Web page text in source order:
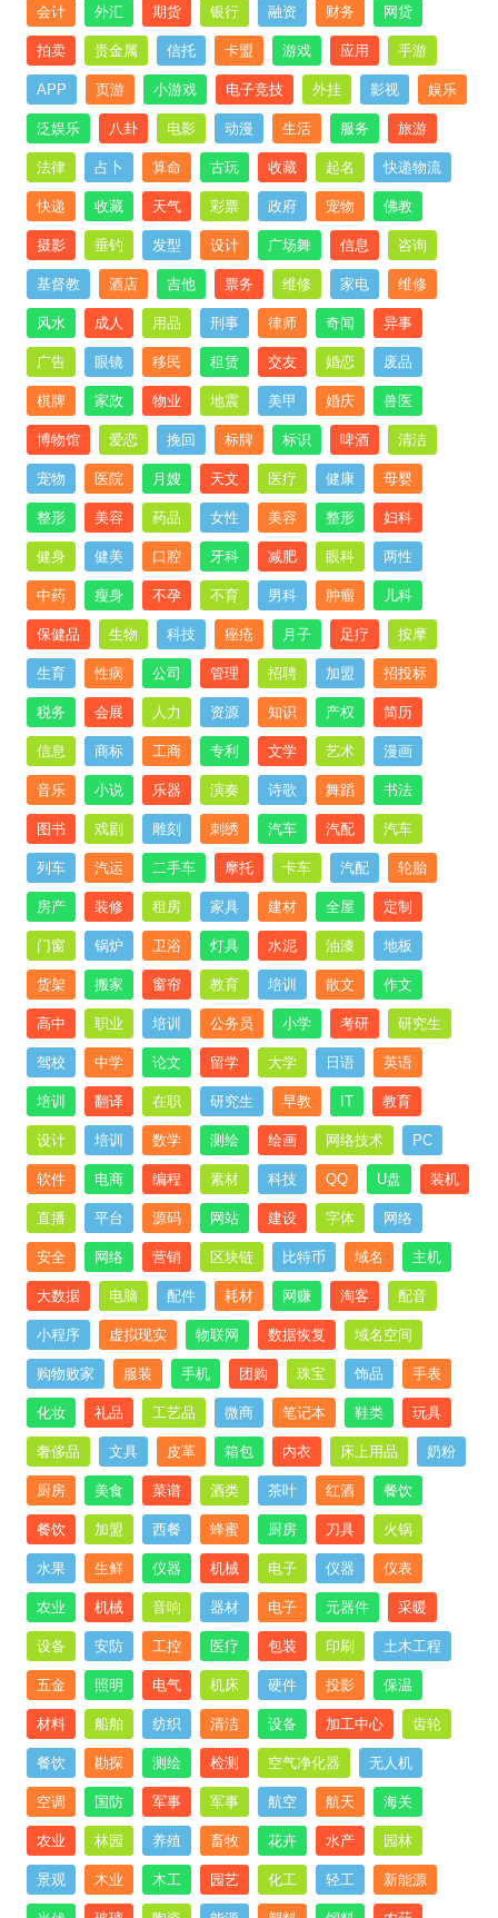
会计 外汇 期货 银行 融资 财务 网贷
拍卖 贵金属 信托 卡盟 游戏 应用 手游
APP 页游 小游戏 电子竞技 外挂 影视 娱乐
泛娱乐 八卦 电影 动漫 生活 服务 旅游
法律 占卜 算命 古玩 收藏 起名 快递物流
快递 收藏 天气 彩票 政府 宠物 佛教
摄影 垂钓 发型 设计 广场舞 信息 咨询
基督教 酒店 吉他 票务 维修 家电 维修
风水 成人 用品 刑事 律师 奇闻 异事
广告 眼镜 移民 租赁 交友 婚恋 废品
棋牌 家政 物业 地震 美甲 婚庆 兽医
博物馆 爱恋 挽回 标牌 标识 啤酒 清洁
宠物 医院 月嫂 天文 医疗 健康 母婴
整形 美容 药品 女性 美容 整形 妇科
健身 健美 口腔 牙科 减肥 眼科 两性
中药 瘦身 不孕 不育 男科 肿瘤 儿科
保健品 生物 科技 痤疮 月子 足疗 按摩
生育 性病 公司 管理 招聘 加盟 招投标
税务 会展 人力 资源 知识 产权 简历
信息 商标 工商 专利 文学 艺术 漫画
音乐 小说 乐器 演奏 诗歌 舞蹈 书法
图书 戏剧 雕刻 刺绣 汽车 汽配 汽车
列车 汽运 二手车 摩托 卡车 汽配 轮胎
房产 装修 租房 家具 建材 全屋 定制
门窗 锅炉 卫浴 灯具 水泥 油漆 地板
货架 搬家 窗帘 教育 培训 散文 作文
高中 职业 培训 公务员 小学 考研 研究生
驾校 中学 论文 留学 大学 日语 英语
培训 翻译 在职 研究生 早教 IT 教育
设计 培训 数学 测绘 绘画 网络技术 PC
软件 电商 编程 素材 科技 QQ U盘 装机
直播 平台 源码 网站 建设 字体 网络
安全 网络 营销 区块链 比特币 域名 主机
大数据 电脑 配件 耗材 网赚 淘客 配音
小程序 虚拟现实 物联网 数据恢复 域名空间
购物败家 服装 手机 团购 珠宝 饰品 手表
化妆 礼品 工艺品 微商 笔记本 鞋类 玩具
奢侈品 文具 皮革 箱包 内衣 床上用品 奶粉
厨房 美食 菜谱 酒类 茶叶 红酒 餐饮
餐饮 加盟 西餐 蜂蜜 厨房 刀具 火锅
水果 生鲜 仪器 机械 电子 仪器 仪表
农业 机械 音响 器材 电子 元器件 采暖
设备 安防 工控 医疗 包装 印刷 土木工程
五金 照明 电气 机床 硬件 投影 保温
材料 船舶 纺织 清洁 设备 加工中心 齿轮
餐饮 勘探 测绘 检测 空气净化器 无人机
空调 国防 军事 军事 航空 航天 海关
农业 林园 养殖 畜牧 花卉 水产 园林
景观 木业 木工 园艺 化工 轻工 新能源